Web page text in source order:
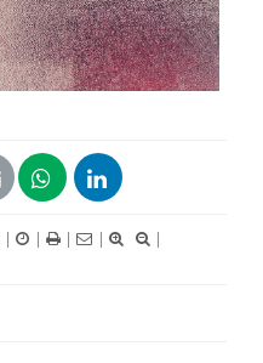
| | | |
|